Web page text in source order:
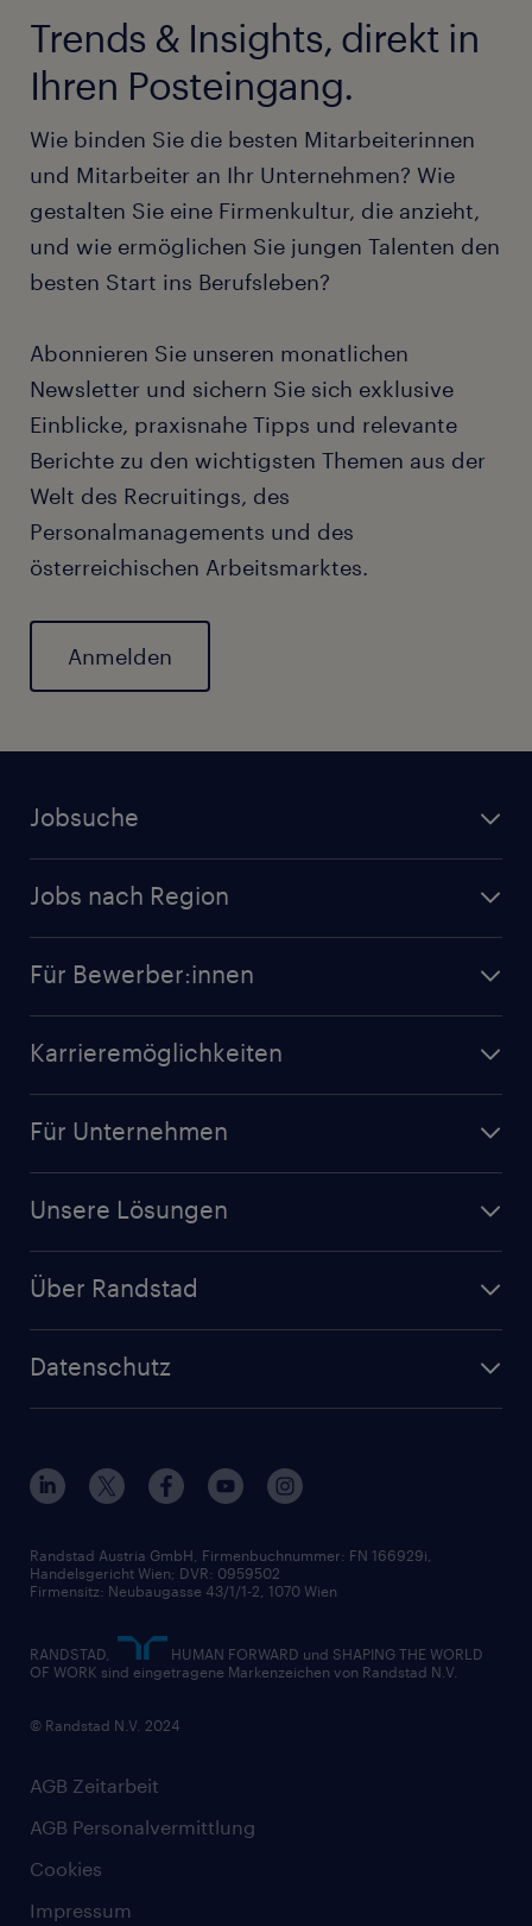
Trends & Insights, direkt in
Ihren Posteingang.
Wie binden Sie die besten Mitarbeiterinnen
und Mitarbeiter an Ihr Unternehmen? Wie
gestalten Sie eine Firmenkultur, die anzieht,
und wie ermöglichen Sie jungen Talenten den
besten Start ins Berufsleben?
Abonnieren Sie unseren monatlichen
Newsletter und sichern Sie sich exklusive
Einblicke, praxisnahe Tipps und relevante
Berichte zu den wichtigsten Themen aus der
Welt des Recruitings, des
Personalmanagements und des
österreichischen Arbeitsmarktes.
Anmelden
Jobsuche
Jobs nach Region
Für Bewerber:innen
Karrieremöglichkeiten
Für Unternehmen
Unsere Lösungen
Über Randstad
Datenschutz
AGB Zeitarbeit
AGB Personalvermittlung
Cookies
Impressum
Randstad Austria GmbH, Firmenbuchnummer: FN 166929i,
Handelsgericht Wien; DVR: 0959502
Firmensitz: Neubaugasse 43/1/1-2, 1070 Wien
RANDSTAD,
HUMAN FORWARD und SHAPING THE WORLD
OF WORK sind eingetragene Markenzeichen von Randstad N.V.
© Randstad N.V. 2024